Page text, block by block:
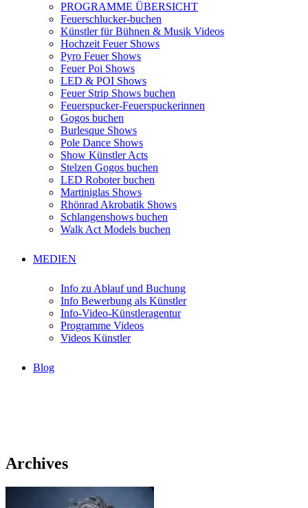
PROGRAMME ÜBERSICHT
Feuerschlucker-buchen
Künstler für Bühnen & Musik Videos
Hochzeit Feuer Shows
Pyro Feuer Shows
Feuer Poi Shows
LED & POI Shows
Feuer Strip Shows buchen
Feuerspucker-Feuerspuckerinnen
Gogos buchen
Burlesque Shows
Pole Dance Shows
Show Künstler Acts
Stelzen Gogos buchen
LED Roboter buchen
Martiniglas Shows
Rhönrad Akrobatik Shows
Schlangenshows buchen
Walk Act Models buchen
MEDIEN
Info zu Ablauf und Buchung
Info Bewerbung als Künstler
Info-Video-Künstleragentur
Programme Videos
Videos Künstler
Blog
Archives